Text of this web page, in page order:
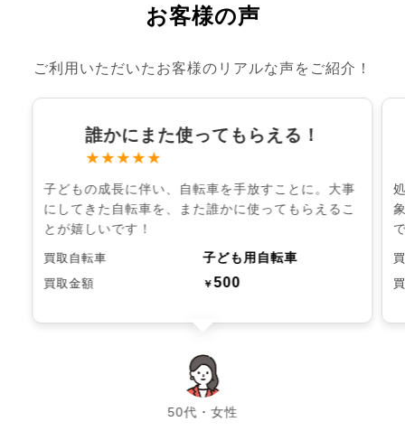
お客様の声
ご利用いただいたお客様のリアルな声をご紹介！
誰かにまた使ってもらえる！
★★★★★
子どもの成長に伴い、自転車を手放すことに。大事
にしてきた自転車を、また誰かに使ってもらえるこ
とが嬉しいです！
買取自転車 子ども用自転車
買取金額 ￥500
50代・女性
chevron_left chevron_right